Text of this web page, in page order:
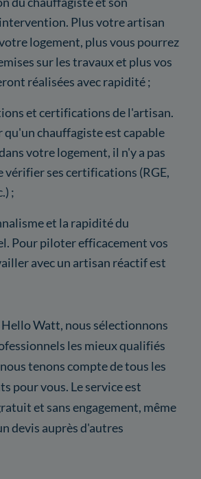
Plus votre artisan
logement, plus vous pourrez
sur les travaux et plus vos
réalisées avec rapidité ;
et certifications de l'artisan.
qu'un chauffagiste est capable
votre logement, il n'y a pas
vérifier ses certifications (RGE,
;
et la rapidité du
Pour piloter efficacement vos
avec un artisan réactif est
Hello Watt, nous sélectionnons
les mieux qualifiés
tenons compte de tous les
pour vous. Le service est
et sans engagement, même
devis auprès d'autres